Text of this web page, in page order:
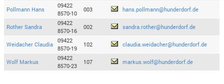
Pollmann Hans
09422
8570-10
003 hans.pollmann@hunderdorf.de
Rother Sandra
09422
8570-16
002 sandra.rother@hunderdorf.de
Weidacher Claudia
09422
8570-19
102 claudia.weidacher@hunderdorf.de
Wolf Markus
09422
8570-23
107 markus.wolf@hunderdorf.de